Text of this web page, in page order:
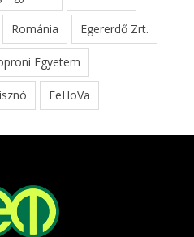
Románia Egererdő Zrt.
Egyetem
FeHoVa